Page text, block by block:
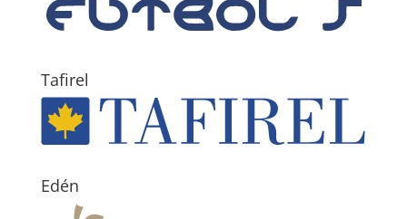
Tafirel
Edén